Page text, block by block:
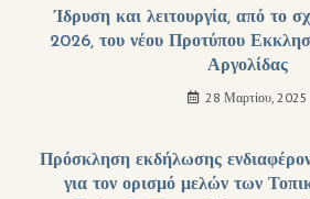
Ίδρυση και λειτουργία, από το
2026, του νέου Προτύπου
Αργολίδας
28 Μαρτίου, 2025
Πρόσκληση εκδήλωσης
για τον ορισμό μελών των